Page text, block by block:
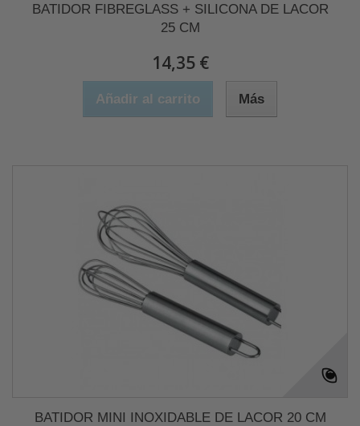
BATIDOR FIBREGLASS + SILICONA DE LACOR
25 CM
14,35 €
Añadir al carrito Más
BATIDOR MINI INOXIDABLE DE LACOR 20 CM